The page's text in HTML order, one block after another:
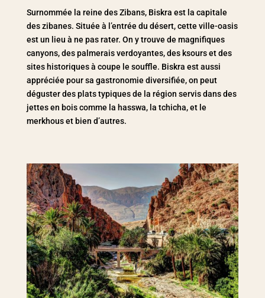
Surnommée la reine des Zibans, Biskra est la capitale
des zibanes. Située à l’entrée du désert, cette ville-oasis
est un lieu à ne pas rater. On y trouve de magnifiques
canyons, des palmerais verdoyantes, des ksours et des
sites historiques à coupe le souffle. Biskra est aussi
appréciée pour sa gastronomie diversifiée, on peut
déguster des plats typiques de la région servis dans des
jettes en bois comme la hasswa, la tchicha, et le
merkhouset bien d’autres.